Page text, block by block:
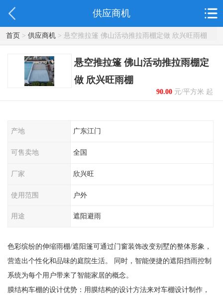
供应商机
首页> 供应商机> 悬空推拉篷 佛山活动推拉雨棚定做 欣兴旺雨棚
悬空推拉篷 佛山活动推拉雨棚定
做 欣兴旺雨棚
90.00元/平方米 起
产地 广东江门
可售卖地 全国
厂家 欣兴旺
使用范围 户外
用途 遮阳避雨
色彩缤纷的伸缩雨棚/遮阳篷可通过门窗装饰改变别墅的整体形象，
营造出个性化和品味的庭院生活。 同时，智能便捷的遮阳挡雨控制
系统为每个用户带来了智能家居的概念。
膜结构车棚的设计优势：用膜结构的设计方法来对车棚设计制作，